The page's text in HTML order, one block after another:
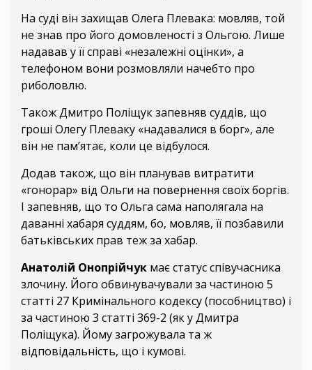
На суді він захищав Олега Плевака: мовляв, той
не знав про його домовленості з Ольгою. Лише
надавав у її справі «незалежні оцінки», а
телефоном вони розмовляли начебто про
риболовлю.
Також Дмитро Поліщук запевняв суддів, що
гроші Олегу Плеваку «надавалися в борг», але
він не пам’ятає, коли це відбулося.
Додав також, що він планував витратити
«гонорар» від Ольги на повернення своїх боргів.
І запевняв, що то Ольга сама наполягала на
даванні хабаря суддям, бо, мовляв, її позбавили
батьківських прав теж за хабар.
Анатолій Онопрійчук має статус співучасника
злочину. Його обвинувачували за частиною 5
статті 27 Кримінального кодексу (пособництво) і
за частиною 3 статті 369-2 (як у Дмитра
Поліщука). Йому загрожувала та ж
відповідальність, що і кумові.